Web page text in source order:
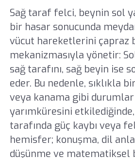
Sağ taraf felci, beynin sol
bir hasar sonucunda
vücut hareketlerini çapraz
mekanizmasıyla yönetir:
sağ tarafını, sağ beyin ise
eder. Bu nedenle, sıklıkla
veya kanama gibi
yarımküresini
tarafında güç kaybı veya
hemisfer; konuşma, dil
düşünme ve matematiksel